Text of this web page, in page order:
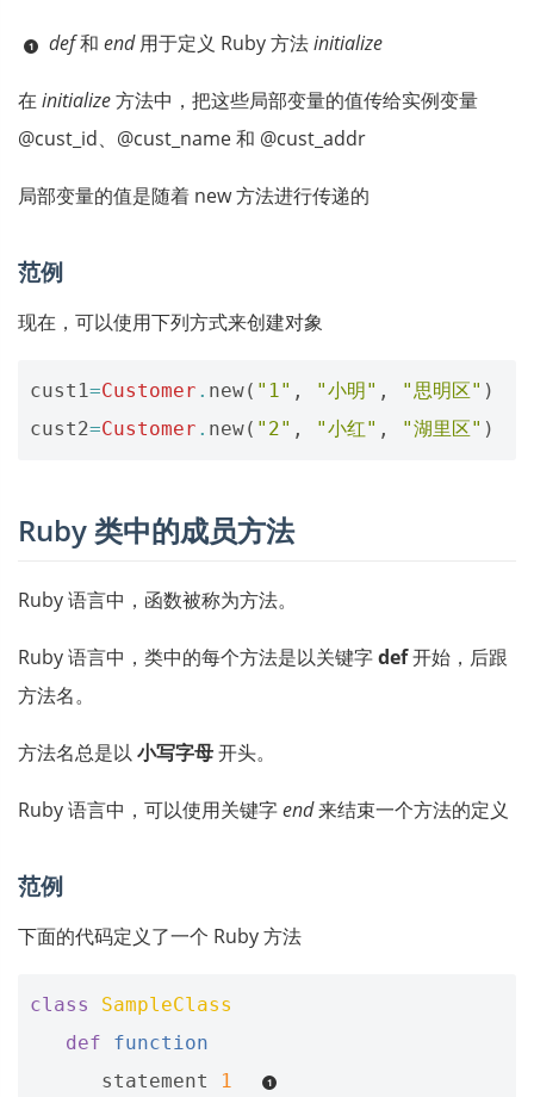
def和 end用于定义 Ruby 方法initialize
在 initialize方法中，把这些局部变量的值传给实例变量
@cust_id、@cust_name 和 @cust_addr
局部变量的值是随着 new 方法进行传递的
范例
现在，可以使用下列方式来创建对象
cust1=Customer . new( "1" , "小明" , "思明区" )
cust2=Customer . new( "2" , "小红" , "湖里区" )
Ruby 类中的成员方法
Ruby 语言中，函数被称为方法。
Ruby 语言中，类中的每个方法是以关键字def开始，后跟
方法名。
方法名总是以 小写字母开头。
Ruby 语言中，可以使用关键字end来结束一个方法的定义
范例
下面的代码定义了一个 Ruby 方法
class
SampleClass
def
function
statement
1